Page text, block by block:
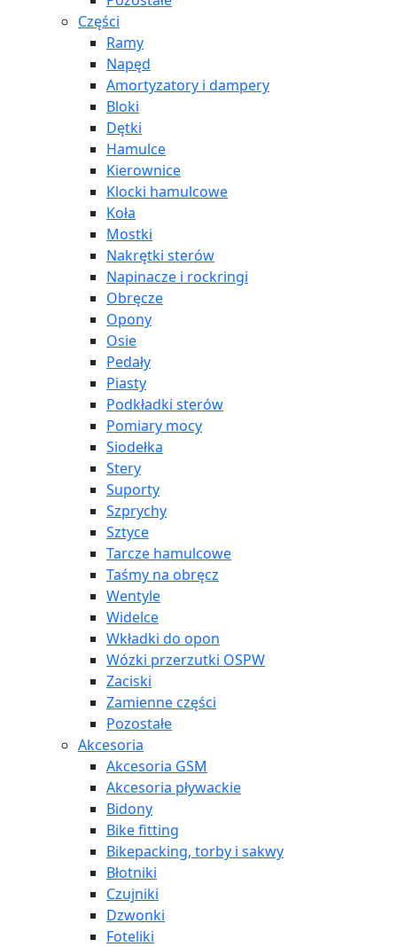
Części
Ramy
Napęd
Amortyzatory i dampery
Bloki
Dętki
Hamulce
Kierownice
Klocki hamulcowe
Koła
Mostki
Nakrętki sterów
Napinacze i rockringi
Obręcze
Opony
Osie
Pedały
Piasty
Podkładki sterów
Pomiary mocy
Siodełka
Stery
Suporty
Szprychy
Sztyce
Tarcze hamulcowe
Taśmy na obręcz
Wentyle
Widelce
Wkładki do opon
Wózki przerzutki OSPW
Zaciski
Zamienne części
Pozostałe
Akcesoria
Akcesoria GSM
Akcesoria pływackie
Bidony
Bike fitting
Bikepacking, torby i sakwy
Błotniki
Czujniki
Dzwonki
Foteliki